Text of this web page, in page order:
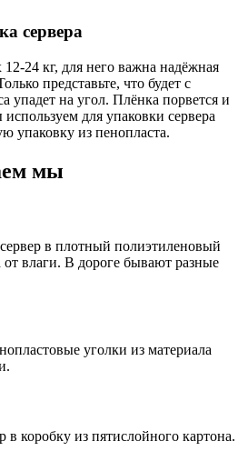
сервера
12-24 кг, для него важна надёжная
представьте, что будет с
упадет на угол. Плёнка порвется и
для упаковки сервера
упаковку из пенопласта.
мы
в плотный полиэтиленовый
от влаги. В дороге бывают разные
уголки из материала
в коробку из пятислойного картона.